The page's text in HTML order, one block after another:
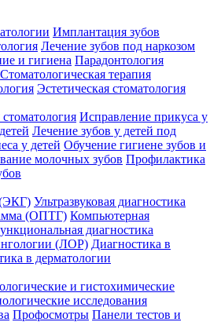
Имплантация зубов
Лечение зубов под наркозом
и гигиена Парадонтология
Стоматологическая терапия
Эстетическая стоматология
Исправление прикуса у
Лечение зубов у детей под
у детей Обучение гигиене зубов и
молочных зубов Профилактика
(ЭКГ) Ультразвуковая диагностика
(ОПТГ) Компьютерная
диагностика
(ЛОР) Диагностика в
в дерматологии
и гистохимические
исследования
Профосмотры Панели тестов и